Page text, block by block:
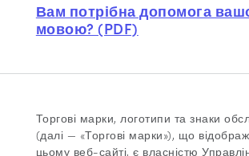
Вам потрібна допомога
мовою? (PDF)
Торгові марки, логотипи та знаки
(далі — «Торгові марки»), що
цьому веб-сайті, є власністю